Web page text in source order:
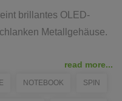
brillantes OLED-
Metallgehäuse.
read more...
NOTEBOOK SPIN